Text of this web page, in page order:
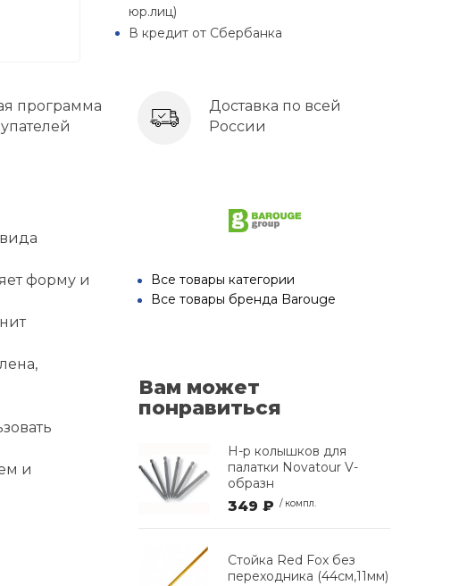
юр.лиц)
В кредит от Сбербанка
программа
Доставка по всей
России
форму и
и
Все товары категории
Все товары бренда Barouge
Вам может
понравиться
Н-р колышков для
палатки Novatour V-
образн
349 ₽ / компл.
Стойка Red Fox без
переходника (44см,11мм)